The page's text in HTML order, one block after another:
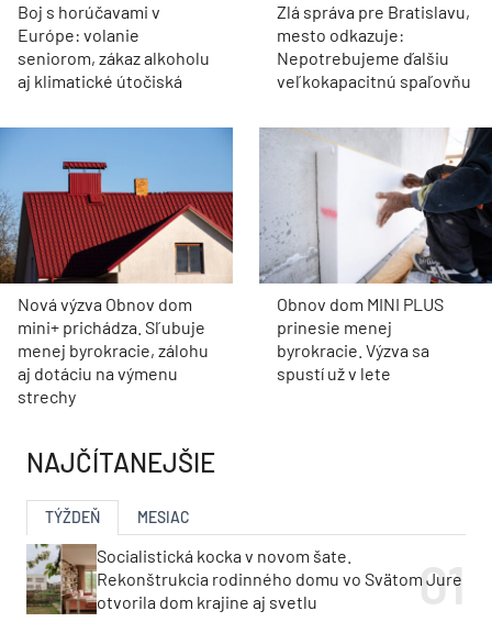
Boj s horúčavami v
Európe: volanie
seniorom, zákaz alkoholu
aj klimatické útočiská
Zlá správa pre Bratislavu,
mesto odkazuje:
Nepotrebujeme ďalšiu
veľkokapacitnú spaľovňu
Nová výzva Obnov dom
mini+ prichádza. Sľubuje
menej byrokracie, zálohu
aj dotáciu na výmenu
strechy
Obnov dom MINI PLUS
prinesie menej
byrokracie. Výzva sa
spustí už v lete
NAJČÍTANEJŠIE
TÝŽDEŇ MESIAC
Socialistická kocka v novom šate.
Rekonštrukcia rodinného domu vo Svätom Jure
otvorila dom krajine aj svetlu